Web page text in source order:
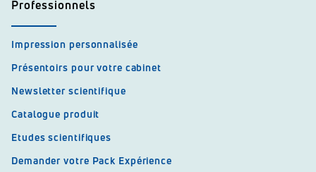
Professionnels
Impression personnalisée
Présentoirs pour votre cabinet
Newsletter scientifique
Catalogue produit
Etudes scientifiques
Demander votre Pack Expérience